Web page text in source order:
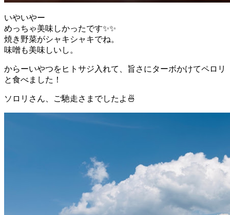
いやいやー
めっちゃ美味しかったです✨✨
焼き野菜がシャキシャキでね。
味噌も美味しいし。
からーいやつをヒトサジ入れて、旨さにターボかけてペロリ
と食べました！
ソロリさん、ご馳走さまでしたよ🍜